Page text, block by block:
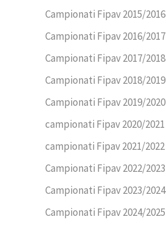
Campionati Fipav 2015/2016
Campionati Fipav 2016/2017
Campionati Fipav 2017/2018
Campionati Fipav 2018/2019
Campionati Fipav 2019/2020
campionati Fipav 2020/2021
campionati Fipav 2021/2022
Campionati Fipav 2022/2023
Campionati Fipav 2023/2024
Campionati Fipav 2024/2025